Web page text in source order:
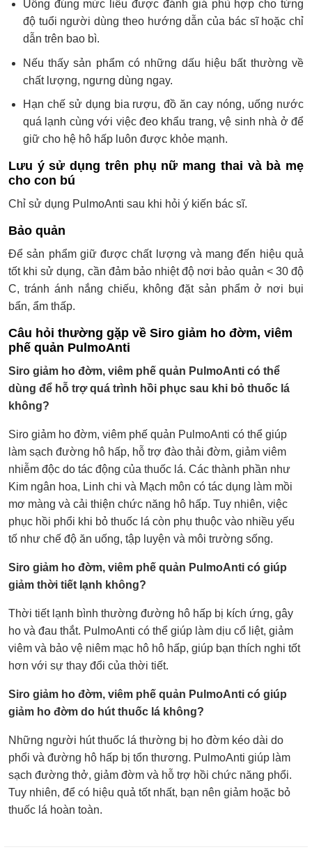
Uống đúng mức liều được đánh giá phù hợp cho từng
độ tuổi người dùng theo hướng dẫn của bác sĩ hoặc chỉ
dẫn trên bao bì.
Nếu thấy sản phẩm có những dấu hiệu bất thường về
chất lượng, ngưng dùng ngay.
Hạn chế sử dụng bia rượu, đồ ăn cay nóng, uống nước
quá lạnh cùng với việc đeo khẩu trang, vệ sinh nhà ở để
giữ cho hệ hô hấp luôn được khỏe mạnh.
Lưu ý sử dụng trên phụ nữ mang thai và bà mẹ
cho con bú
Chỉ sử dụng PulmoAnti sau khi hỏi ý kiến bác sĩ.
Bảo quản
Để sản phẩm giữ được chất lượng và mang đến hiệu quả
tốt khi sử dụng, cần đảm bảo nhiệt độ nơi bảo quản < 30 độ
C, tránh ánh nắng chiếu, không đặt sản phẩm ở nơi bụi
bẩn, ẩm thấp.
Câu hỏi thường gặp về Siro giảm ho đờm, viêm
phế quản PulmoAnti
Siro giảm ho đờm, viêm phế quản PulmoAnti có thể
dùng để hỗ trợ quá trình hồi phục sau khi bỏ thuốc lá
không?
Siro giảm ho đờm, viêm phế quản PulmoAnti có thể giúp
làm sạch đường hô hấp, hỗ trợ đào thải đờm, giảm viêm
nhiễm độc do tác động của thuốc lá. Các thành phần như
Kim ngân hoa, Linh chi và Mạch môn có tác dụng làm mồi
mơ màng và cải thiện chức năng hô hấp. Tuy nhiên, việc
phục hồi phổi khi bỏ thuốc lá còn phụ thuộc vào nhiều yếu
tố như chế độ ăn uống, tập luyện và môi trường sống.
Siro giảm ho đờm, viêm phế quản PulmoAnti có giúp
giảm thời tiết lạnh không?
Thời tiết lạnh bình thường đường hô hấp bị kích ứng, gây
ho và đau thắt. PulmoAnti có thể giúp làm dịu cổ liệt, giảm
viêm và bảo vệ niêm mạc hô hô hấp, giúp bạn thích nghi tốt
hơn với sự thay đổi của thời tiết.
Siro giảm ho đờm, viêm phế quản PulmoAnti có giúp
giảm ho đờm do hút thuốc lá không?
Những người hút thuốc lá thường bị ho đờm kéo dài do
phổi và đường hô hấp bị tổn thương. PulmoAnti giúp làm
sạch đường thở, giảm đờm và hỗ trợ hồi chức năng phổi.
Tuy nhiên, để có hiệu quả tốt nhất, bạn nên giảm hoặc bỏ
thuốc lá hoàn toàn.